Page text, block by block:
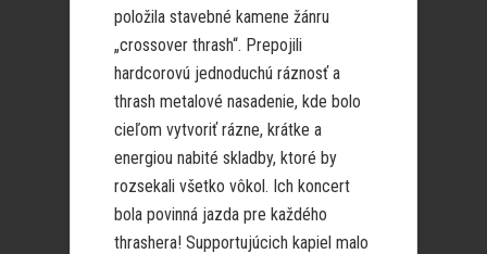
položila stavebné kamene žánru
„crossover thrash“. Prepojili
hardcorovú jednoduchú ráznosť a
thrash metalové nasadenie, kde bolo
cieľom vytvoriť rázne, krátke a
energiou nabité skladby, ktoré by
rozsekali všetko vôkol. Ich koncert
bola povinná jazda pre každého
thrashera! Supportujúcich kapiel malo